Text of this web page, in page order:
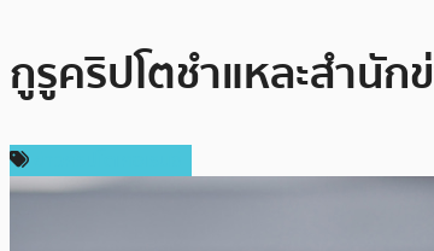
กูรูคริปโตชำแหละสำนั